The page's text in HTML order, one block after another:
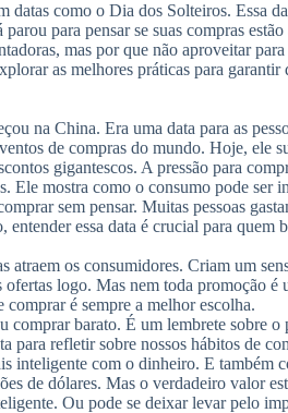
datas como o Dia dos Solteiros. Essa
para pensar se suas compras
mas por que não aproveitar
as melhores práticas para garantir
na China. Era uma data para as
de compras do mundo. Hoje, ele
gigantescos. A pressão para
Ele mostra como o consumo pode ser
sem pensar. Muitas pessoas
essa data é crucial para quem
atraem os consumidores. Criam um
ofertas logo. Mas nem toda promoção
comprar é sempre a melhor escolha.
comprar barato. É um lembrete sobre
para refletir sobre nossos hábitos de
inteligente com o dinheiro. E também
de dólares. Mas o verdadeiro valor
Ou pode se deixar levar pelo